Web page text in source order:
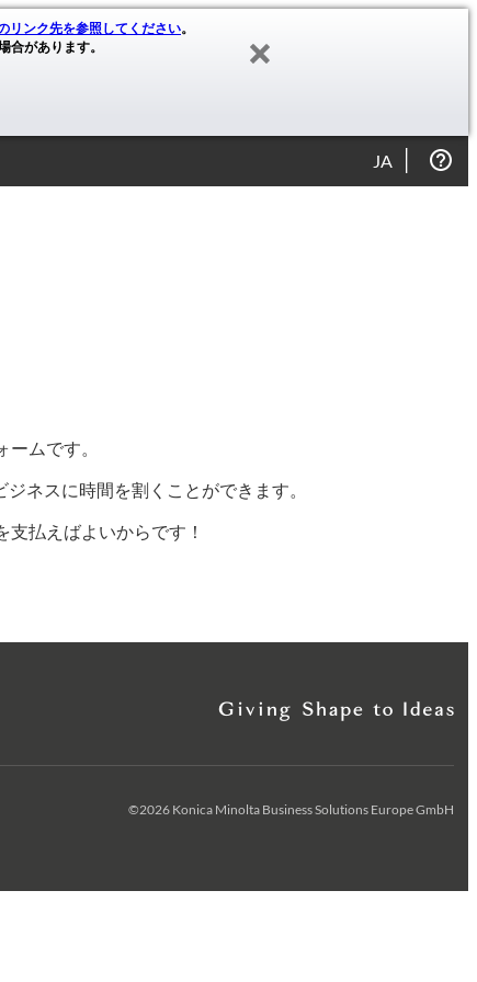
リンク先を参照してください。
があります。
JA
ムです。
ネスに時間を割くことができます。
払えばよいからです！
©2026 Konica Minolta Business Solutions Europe GmbH